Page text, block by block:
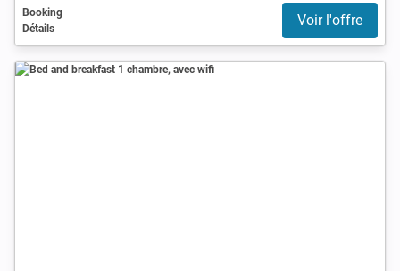
Booking
Détails
Voir l'offre